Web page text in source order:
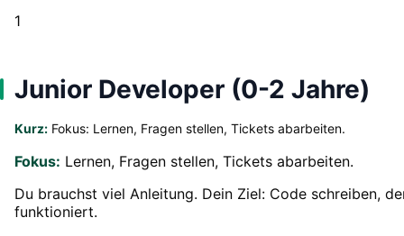
1
Junior Developer (0-2 Jahre)
Kurz: Fokus: Lernen, Fragen stellen, Tickets abarbeiten.
Fokus: Lernen, Fragen stellen, Tickets abarbeiten.
Du brauchst viel Anleitung. Dein Ziel: Code schreiben,
funktioniert.